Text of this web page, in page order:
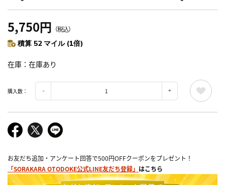
5,750円 （税込）
積算 52 マイル (1倍)
在庫 在庫あり
購入数：
お友だち追加・アンケート回答で500円OFFクーポンをプレゼント！
「SORAKARA OTODOKE公式LINE友だち登録」 はこちら